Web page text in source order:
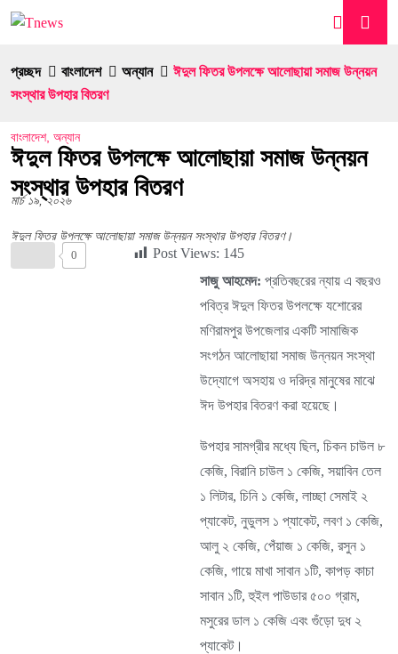
প্রচ্ছদ বাংলাদেশ অন্যান
ঈদুল ফিতর উপলক্ষে আলোছায়া সমাজ উন্নয়ন
সংস্থার উপহার বিতরণ
বাংলাদেশ, অন্যান
ঈদুল ফিতর উপলক্ষে আলোছায়া সমাজ উন্নয়ন
সংস্থার উপহার বিতরণ
মার্চ ১৯, ২০২৬
ঈদুল ফিতর উপলক্ষে আলোছায়া সমাজ উন্নয়ন সংস্থার উপহার বিতরণ।
0 Post Views: 145
সাজু আহমেদ: প্রতিবছরের ন্যায় এ বছরও
পবিত্র ঈদুল ফিতর উপলক্ষে যশোরের
মণিরামপুর উপজেলার একটি সামাজিক
সংগঠন আলোছায়া সমাজ উন্নয়ন সংস্থা
উদ্যোগে অসহায় ও দরিদ্র মানুষের মাঝে
ঈদ উপহার বিতরণ করা হয়েছে।
উপহার সামগ্রীর মধ্যে ছিল, চিকন চাউল ৮
কেজি, বিরানি চাউল ১ কেজি, সয়াবিন তেল
১ লিটার, চিনি ১ কেজি, লাচ্ছা সেমাই ২
প্যাকেট, নুডুলস ১ প্যাকেট, লবণ ১ কেজি,
আলু ২ কেজি, পেঁয়াজ ১ কেজি, রসুন ১
কেজি, গায়ে মাখা সাবান ১টি, কাপড় কাচা
সাবান ১টি, হুইল পাউডার ৫০০ গ্রাম,
মসুরের ডাল ১ কেজি এবং গুঁড়ো দুধ ২
প্যাকেট।